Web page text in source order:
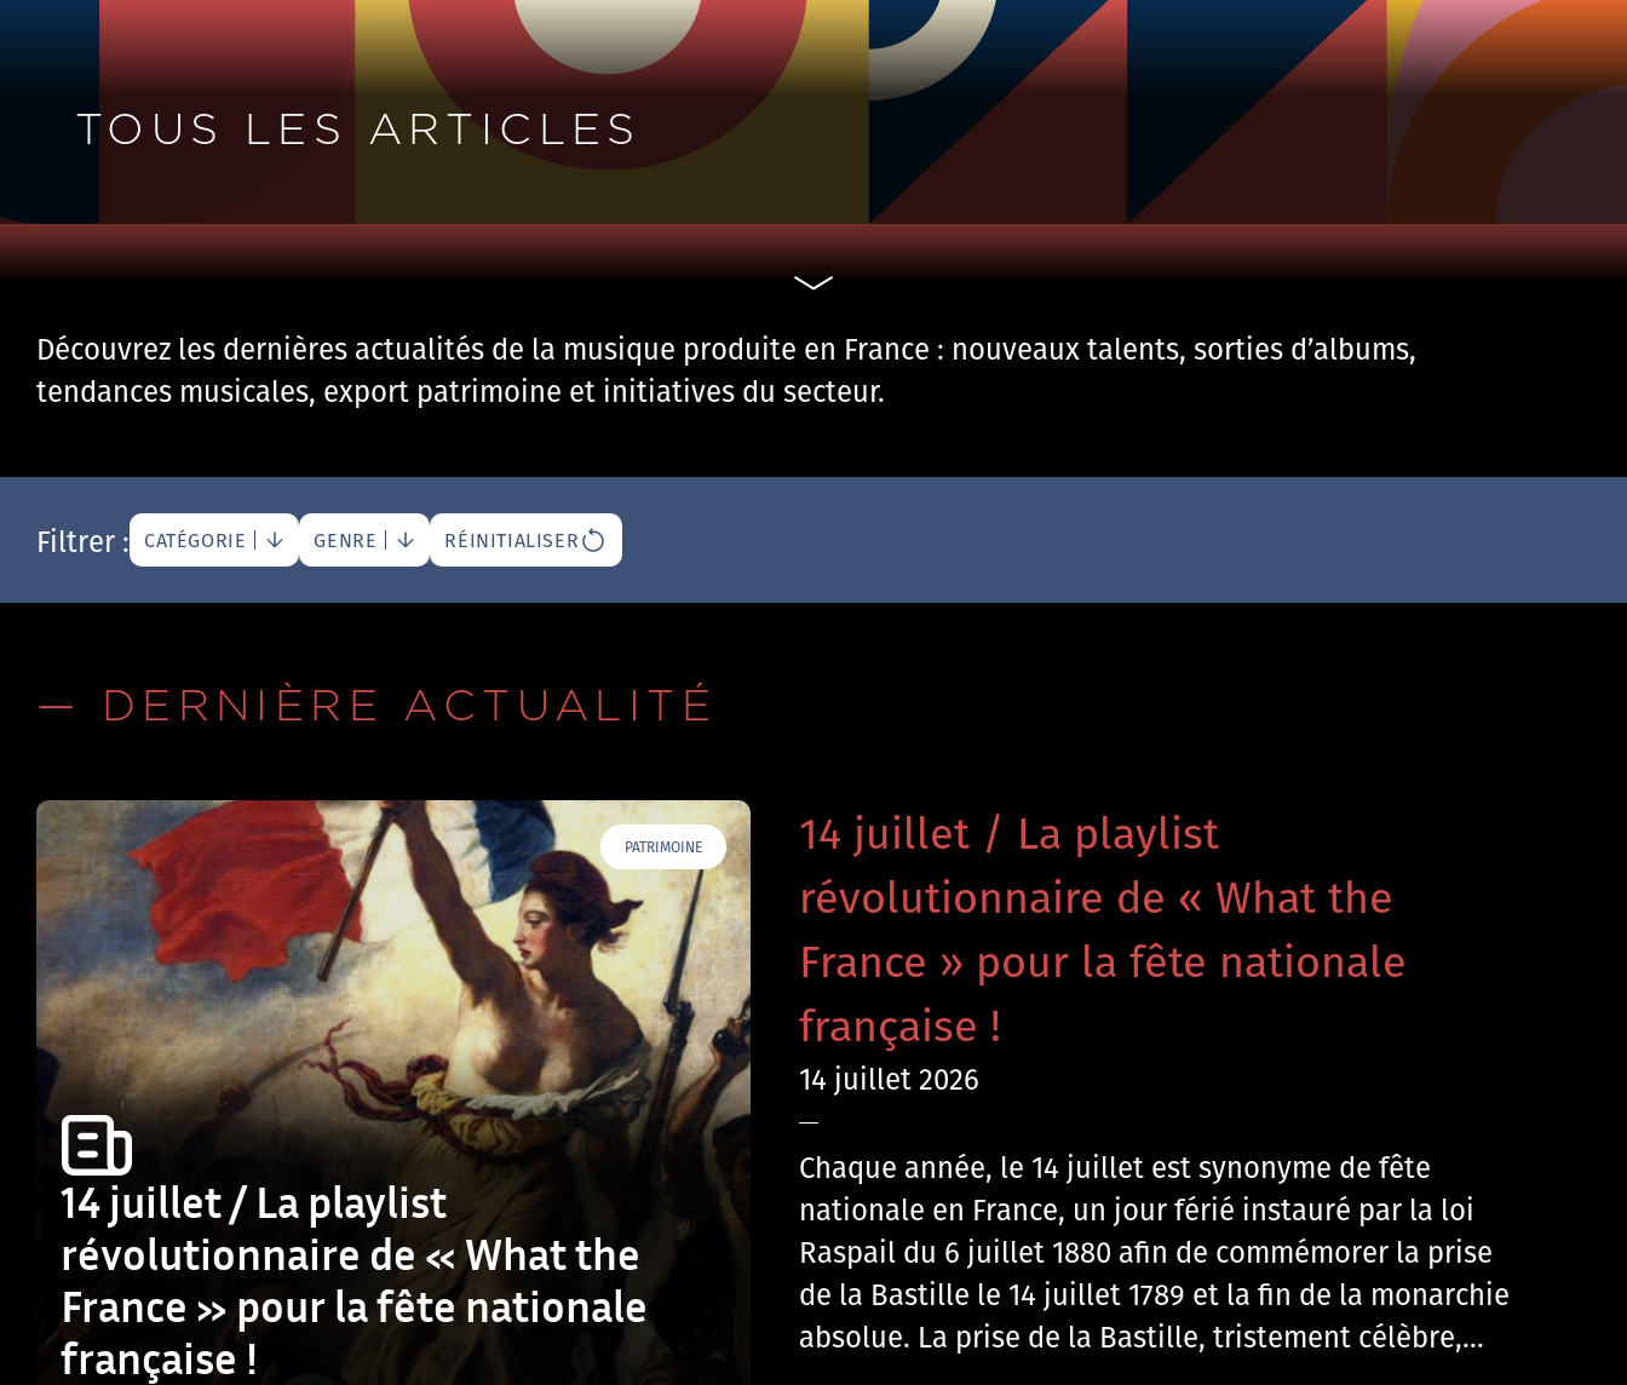
TOUS LES ARTICLES
Découvrez les dernières actualités de la musique produite en France : nouveaux talents, sorties d’albums,
tendances musicales, export patrimoine et initiatives du secteur.
Filtrer : CATÉGORIE GENRE RÉINITIALISER
— DERNIÈRE ACTUALITÉ
PATRIMOINE
14 juillet / La playlist
révolutionnaire de « What the
France » pour la fête nationale
française !
14 juillet / La playlist
révolutionnaire de « What the
France » pour la fête nationale
française !
14 juillet 2026
—
Chaque année, le 14 juillet est synonyme de fête
nationale en France, un jour férié instauré par la loi
Raspail du 6 juillet 1880 afin de commémorer la prise
de la Bastille le 14 juillet 1789 et la fin de la monarchie
absolue. La prise de la Bastille, tristement célèbre,…